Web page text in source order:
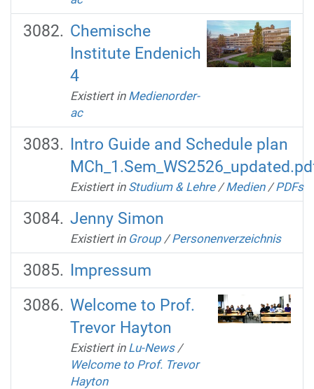
Chemische
Institute Endenich
4
Existiert in Medienorder-
ac
Intro Guide and Schedule plan
Existiert in Studium & Lehre /Medien /PDFs
Jenny Simon
Existiert in Group /Personenverzeichnis
Impressum
Welcome to Prof.
Trevor Hayton
Existiert in Lu-News /
Welcome to Prof. Trevor
Hayton